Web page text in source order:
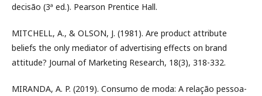
decisão (3ª ed.). Pearson Prentice Hall.
MITCHELL, A., & OLSON, J. (1981). Are product attribute
beliefs the only mediator of advertising effects on brand
attitude? Journal of Marketing Research, 18(3), 318-332.
MIRANDA, A. P. (2019). Consumo de moda: A relação pessoa-